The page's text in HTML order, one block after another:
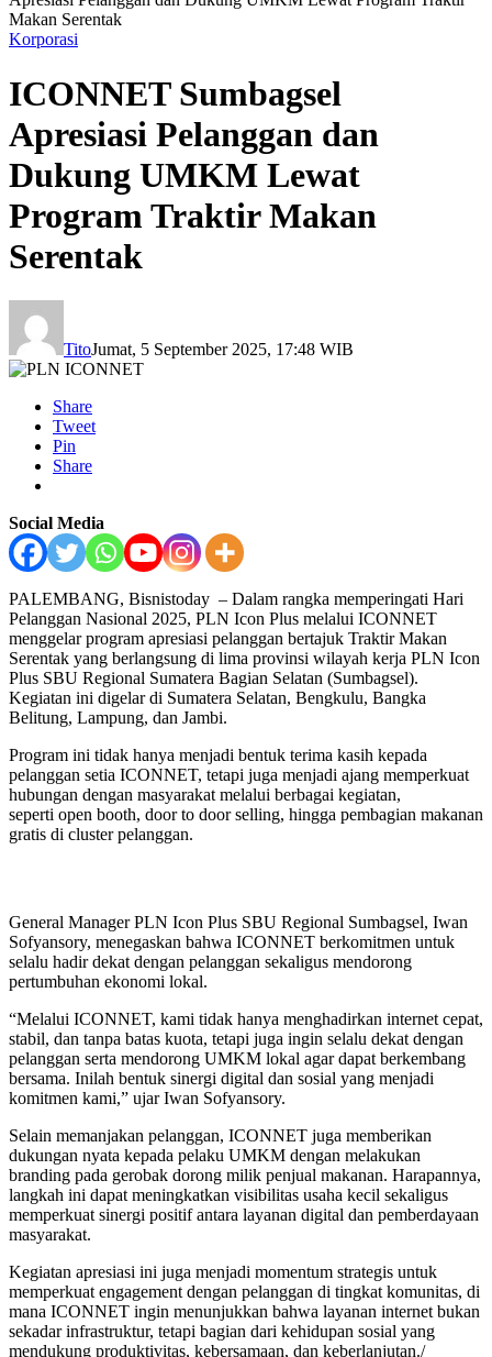
Makan Serentak
Korporasi
ICONNET Sumbagsel
Apresiasi Pelanggan dan
Dukung UMKM Lewat
Program Traktir Makan
Serentak
TitoJumat, 5 September 2025, 17:48 WIB
Share
Tweet
Pin
Share
Social Media
PALEMBANG, Bisnistoday – Dalam rangka memperingati Hari
Pelanggan Nasional 2025, PLN Icon Plus melalui ICONNET
menggelar program apresiasi pelanggan bertajuk Traktir Makan
Serentak yang berlangsung di lima provinsi wilayah kerja PLN Icon
Plus SBU Regional Sumatera Bagian Selatan (Sumbagsel).
Kegiatan ini digelar di Sumatera Selatan, Bengkulu, Bangka
Belitung, Lampung, dan Jambi.
Program ini tidak hanya menjadi bentuk terima kasih kepada
pelanggan setia ICONNET, tetapi juga menjadi ajang memperkuat
hubungan dengan masyarakat melalui berbagai kegiatan,
seperti open booth, door to door selling, hingga pembagian makanan
gratis di cluster pelanggan.
General Manager PLN Icon Plus SBU Regional Sumbagsel, Iwan
Sofyansory, menegaskan bahwa ICONNET berkomitmen untuk
selalu hadir dekat dengan pelanggan sekaligus mendorong
pertumbuhan ekonomi lokal.
“Melalui ICONNET, kami tidak hanya menghadirkan internet cepat,
stabil, dan tanpa batas kuota, tetapi juga ingin selalu dekat dengan
pelanggan serta mendorong UMKM lokal agar dapat berkembang
bersama. Inilah bentuk sinergi digital dan sosial yang menjadi
komitmen kami,” ujar Iwan Sofyansory.
Selain memanjakan pelanggan, ICONNET juga memberikan
dukungan nyata kepada pelaku UMKM dengan melakukan
branding pada gerobak dorong milik penjual makanan. Harapannya,
langkah ini dapat meningkatkan visibilitas usaha kecil sekaligus
memperkuat sinergi positif antara layanan digital dan pemberdayaan
masyarakat.
Kegiatan apresiasi ini juga menjadi momentum strategis untuk
memperkuat engagement dengan pelanggan di tingkat komunitas, di
mana ICONNET ingin menunjukkan bahwa layanan internet bukan
sekadar infrastruktur, tetapi bagian dari kehidupan sosial yang
mendukung produktivitas, kebersamaan, dan keberlanjutan./